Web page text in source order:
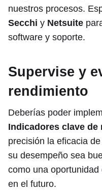
nuestros procesos.
Secchi y Netsuite
software y soporte.
Supervise y
rendimiento
Deberías poder
Indicadores clave de
precisión la eficacia
su desempeño sea
como una
en el futuro.